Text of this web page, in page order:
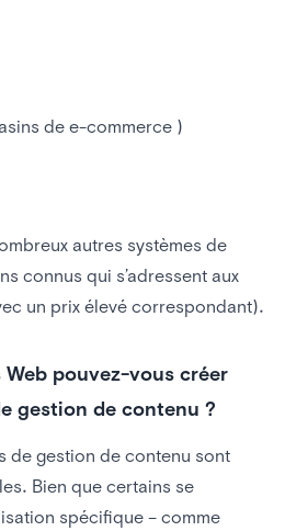
de e-commerce )
autres systèmes de
connus qui s’adressent aux
un prix élevé correspondant).
pouvez-vous créer
gestion de contenu ?
de gestion de contenu sont
Bien que certains se
spécifique – comme